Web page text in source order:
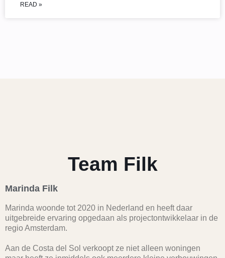
READ »
Team Filk
Marinda Filk
Marinda woonde tot 2020 in Nederland en heeft daar
uitgebreide ervaring opgedaan als projectontwikkelaar in de
regio Amsterdam.
Aan de Costa del Sol verkoopt ze niet alleen woningen